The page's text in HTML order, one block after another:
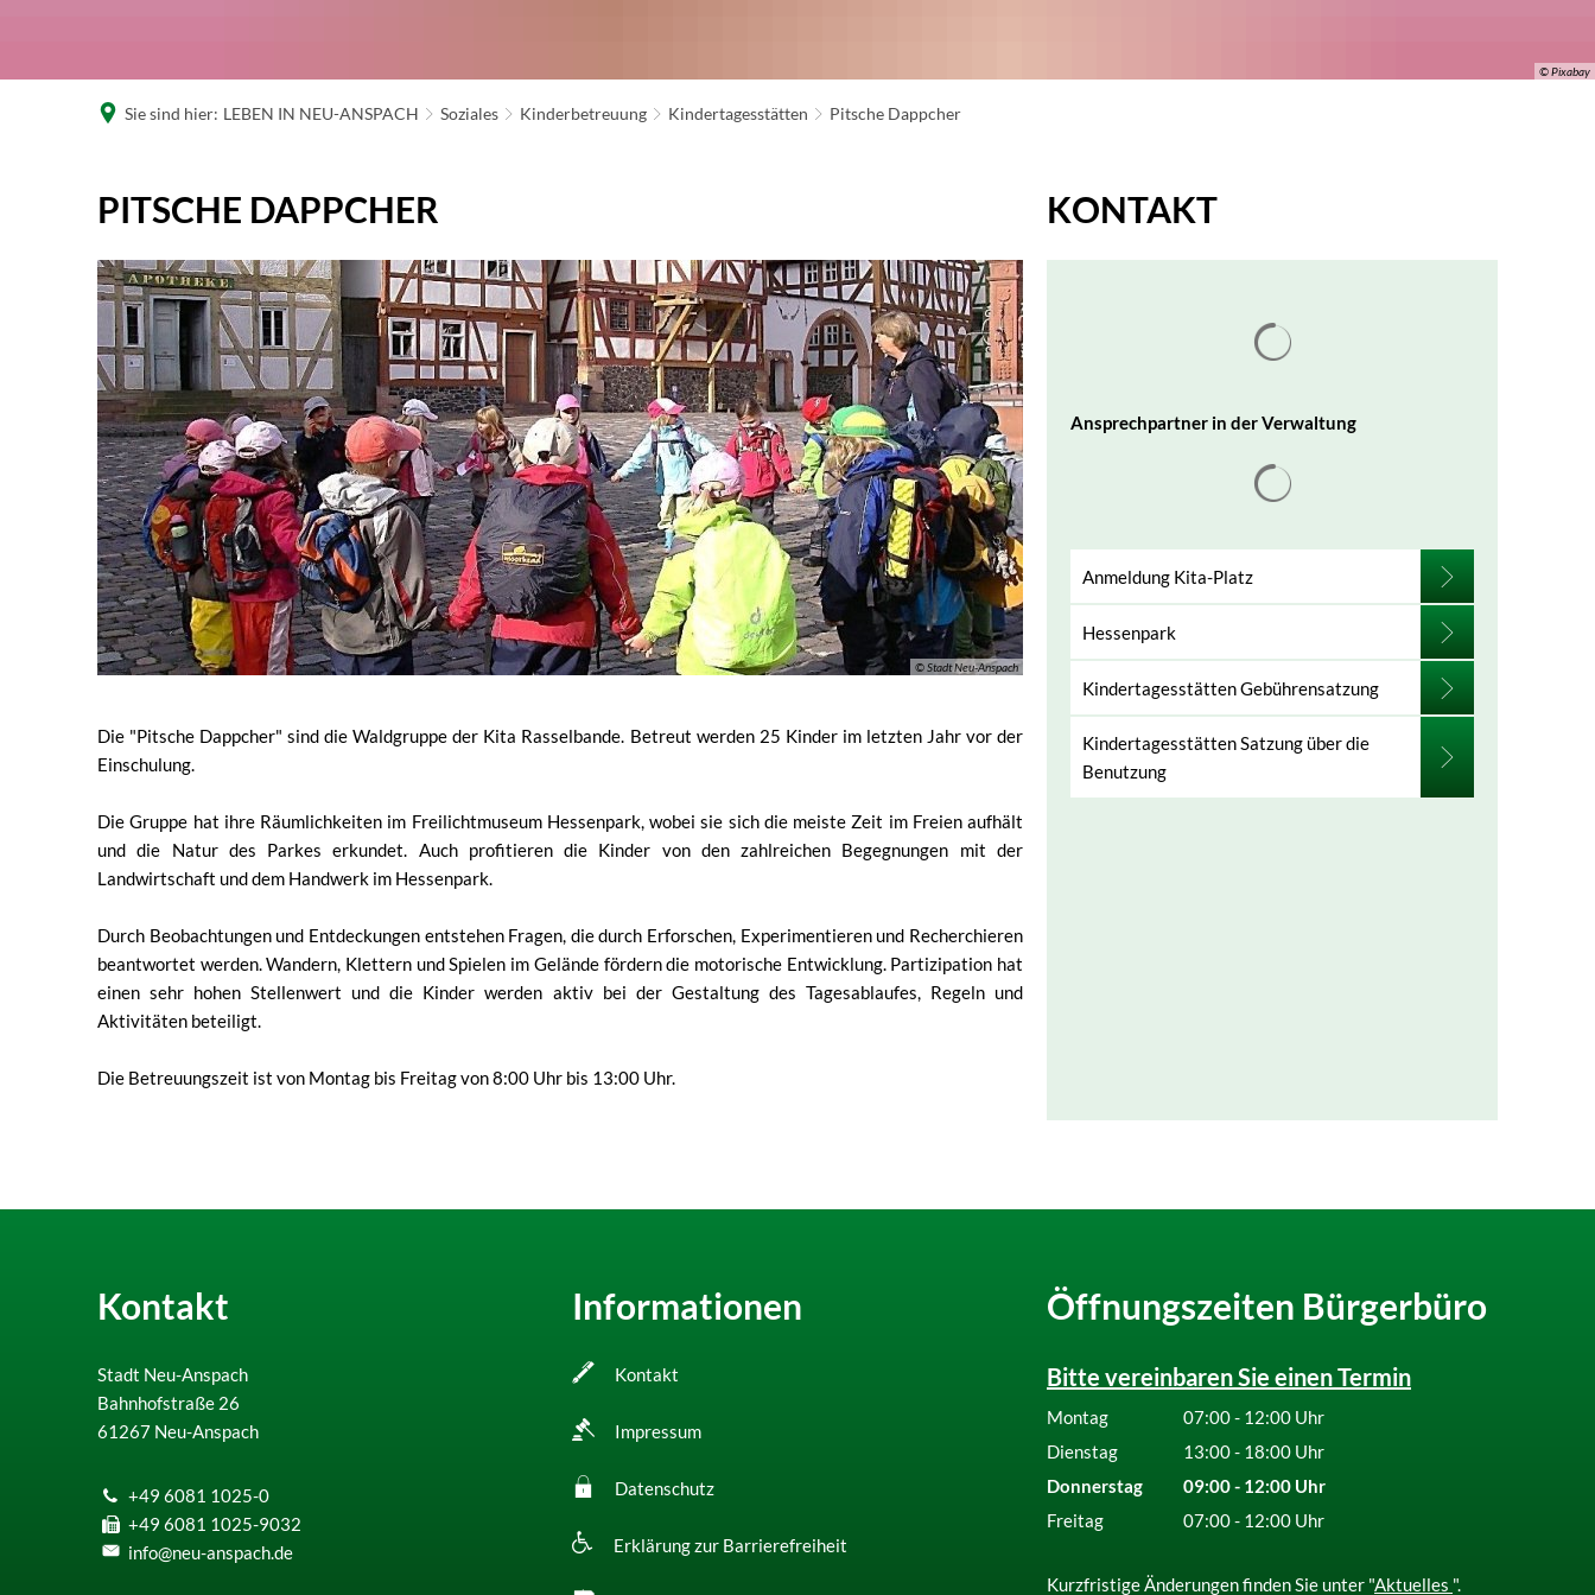
© Pixabay
Sie sind hier: LEBEN IN NEU-ANSPACH Soziales Kinderbetreuung Kindertagesstätten Pitsche Dappcher
Pitsche
Dappcher
PITSCHE DAPPCHER
© Stadt Neu-Anspach
Die "Pitsche Dappcher" sind die Waldgruppe der Kita Rasselbande. Betreut werden 25 Kinder im letzten Jahr vor der
Einschulung.
Die Gruppe hat ihre Räumlichkeiten im Freilichtmuseum Hessenpark, wobei sie sich die meiste Zeit im Freien aufhält
und die Natur des Parkes erkundet. Auch profitieren die Kinder von den zahlreichen Begegnungen mit der
Landwirtschaft und dem Handwerk im Hessenpark.
Durch Beobachtungen und Entdeckungen entstehen Fragen, die durch Erforschen, Experimentieren und Recherchieren
beantwortet werden. Wandern, Klettern und Spielen im Gelände fördern die motorische Entwicklung. Partizipation hat
einen sehr hohen Stellenwert und die Kinder werden aktiv bei der Gestaltung des Tagesablaufes, Regeln und
Aktivitäten beteiligt.
Die Betreuungszeit ist von Montag bis Freitag von 8:00 Uhr bis 13:00 Uhr.
KONTAKT
Ansprechpartner in der Verwaltung
Anmeldung Kita-Platz
Hessenpark
Kindertagesstätten Gebührensatzung
Kindertagesstätten Satzung über die
Benutzung
Kontakt
Stadt Neu-Anspach
Bahnhofstraße 26
61267 Neu-Anspach
+49 6081 1025-0
+49 6081 1025-9032
info@neu-anspach.de
Informationen
Kontakt
Impressum
Datenschutz
Erklärung zur Barrierefreiheit
Öffnungszeiten Bürgerbüro
Bitte vereinbaren Sie einen Termin
Montag 07:00- 12:00 Uhr
Von 07:00 bis 12:00 Uhr
Dienstag 13:00- 18:00 Uhr
Von 13:00 bis 18:00 Uhr
Donnerstag 09:00- 12:00 Uhr
Von 09:00 bis 12:00 Uhr
Freitag 07:00- 12:00 Uhr
Kurzfristige Änderungen finden Sie unter "Aktuelles ".